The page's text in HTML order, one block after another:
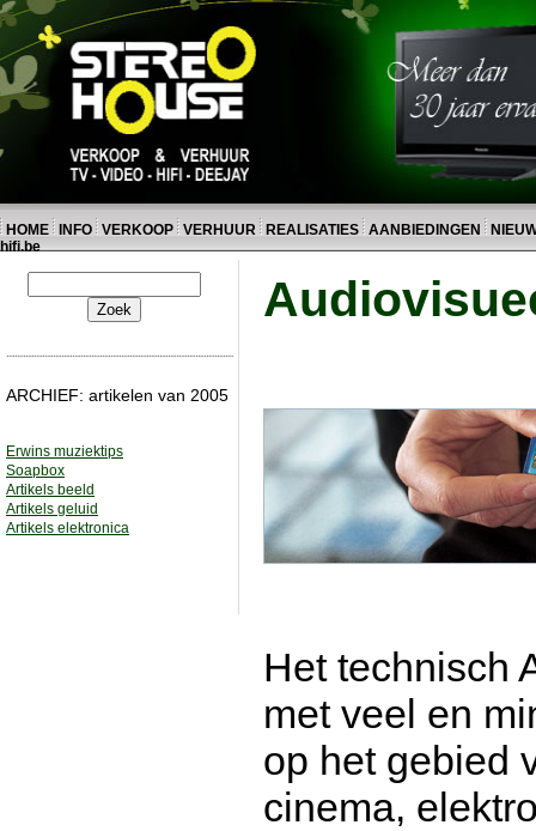
HOME INFO VERKOOP VERHUUR REALISATIES AANBIEDINGEN
hifi.be
ARCHIEF: artikelen van 2005
Erwins muziektips
Soapbox
Artikels beeld
Artikels geluid
Artikels elektronica
Het technisch
met veel en
op het gebied
cinema,